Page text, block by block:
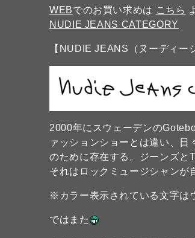
WEBでのお買い求めは こちら
NUDIE JEANS CATEGORY
【NUDIE JEANS（ヌーディー
2000年にスウェーデンの
ァッションショーとは違い、日
のために存在する。ジーンズ
それはロックミュージシャン
※カラー表示されている文字は
ではまた